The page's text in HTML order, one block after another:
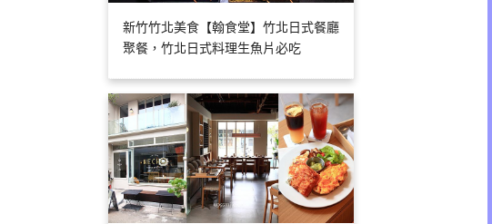
新竹竹北美食【翰食堂】竹北日式餐廳
聚餐，竹北日式料理生魚片必吃